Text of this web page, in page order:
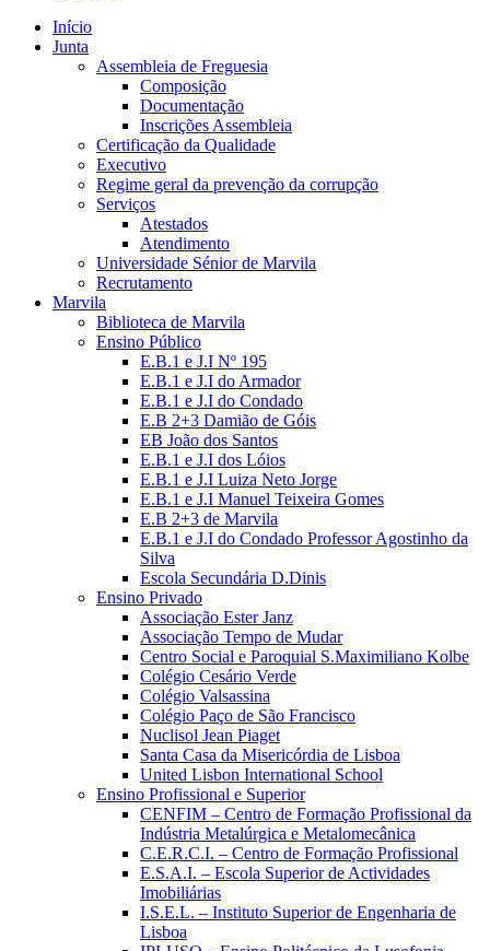
Início
Junta
Assembleia de Freguesia
Composição
Documentação
Inscrições Assembleia
Certificação da Qualidade
Executivo
Regime geral da prevenção da corrupção
Serviços
Atestados
Atendimento
Universidade Sénior de Marvila
Recrutamento
Marvila
Biblioteca de Marvila
Ensino Público
E.B.1 e J.I Nº 195
E.B.1 e J.I do Armador
E.B.1 e J.I do Condado
E.B 2+3 Damião de Góis
EB João dos Santos
E.B.1 e J.I dos Lóios
E.B.1 e J.I Luiza Neto Jorge
E.B.1 e J.I Manuel Teixeira Gomes
E.B 2+3 de Marvila
E.B.1 e J.I do Condado Professor Agostinho da
Silva
Escola Secundária D.Dinis
Ensino Privado
Associação Ester Janz
Associação Tempo de Mudar
Centro Social e Paroquial S.Maximiliano Kolbe
Colégio Cesário Verde
Colégio Valsassina
Colégio Paço de São Francisco
Nuclisol Jean Piaget
Santa Casa da Misericórdia de Lisboa
United Lisbon International School
Ensino Profissional e Superior
CENFIM – Centro de Formação Profissional da
Indústria Metalúrgica e Metalomecânica
C.E.R.C.I. – Centro de Formação Profissional
E.S.A.I. – Escola Superior de Actividades
Imobiliárias
I.S.E.L. – Instituto Superior de Engenharia de
Lisboa